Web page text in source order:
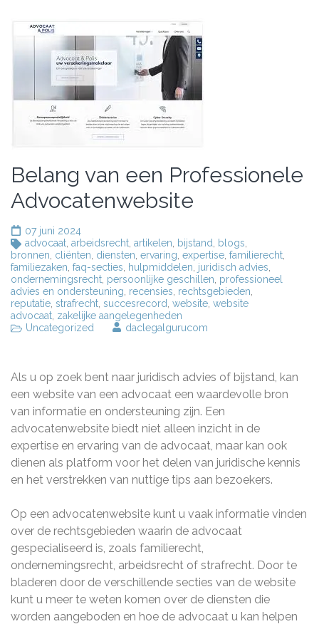
Belang van een Professionele
Advocatenwebsite
07 juni 2024
advocaat arbeidsrecht artikelen bijstand blogs
bronnen cliënten diensten ervaring expertise familierecht
familiezaken faq-secties hulpmiddelen juridisch advies
ondernemingsrecht persoonlijke geschillen professioneel
advies en ondersteuning recensies rechtsgebieden
reputatie strafrecht succesrecord website website
advocaat zakelijke aangelegenheden
Uncategorized
daclegalgurucom
Als u op zoek bent naar juridisch advies of bijstand, kan
een website van een advocaat een waardevolle bron
van informatie en ondersteuning zijn. Een
advocatenwebsite biedt niet alleen inzicht in de
expertise en ervaring van de advocaat, maar kan ook
dienen als platform voor het delen van juridische kennis
en het verstrekken van nuttige tips aan bezoekers.
Op een advocatenwebsite kunt u vaak informatie vinden
over de rechtsgebieden waarin de advocaat
gespecialiseerd is, zoals familierecht,
ondernemingsrecht, arbeidsrecht of strafrecht. Door te
bladeren door de verschillende secties van de website
kunt u meer te weten komen over de diensten die
worden aangeboden en hoe de advocaat u kan helpen